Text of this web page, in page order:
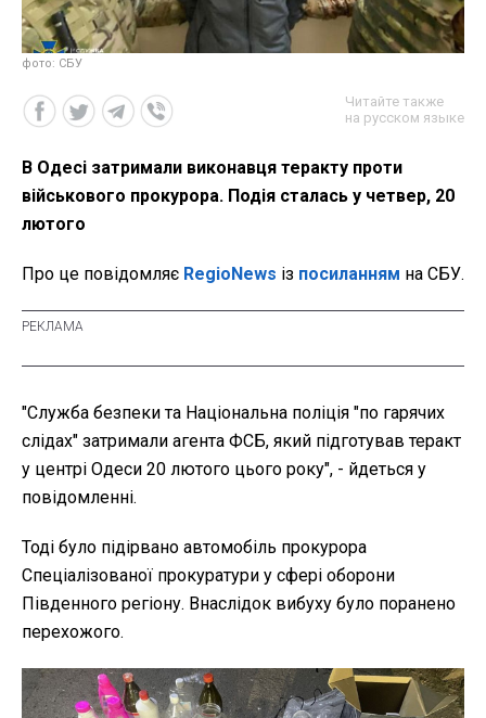
фото: СБУ
Читайте также
на русском языке
В Одесі затримали виконавця теракту проти
військового прокурора. Подія сталась у четвер, 20
лютого
Про це повідомляє RegioNews із посиланням на СБУ.
"Служба безпеки та Національна поліція "по гарячих
слідах" затримали агента ФСБ, який підготував теракт
у центрі Одеси 20 лютого цього року", - йдеться у
повідомленні.
Тоді було підірвано автомобіль прокурора
Спеціалізованої прокуратури у сфері оборони
Південного регіону. Внаслідок вибуху було поранено
перехожого.